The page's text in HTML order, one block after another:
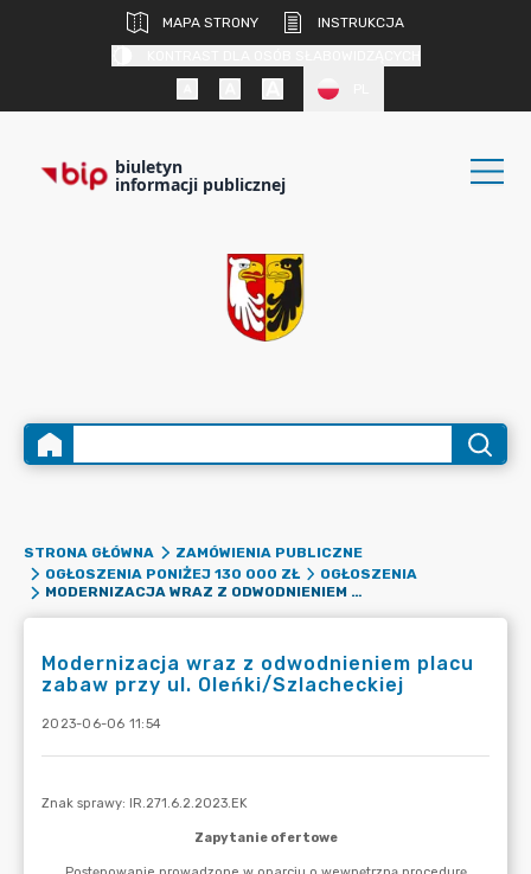
MAPA STRONY
INSTRUKCJA
biuletyn
informacji publicznej
STRONA GŁÓWNA
ZAMÓWIENIA PUBLICZNE
OGŁOSZENIA PONIŻEJ 130 000 ZŁ
OGŁOSZENIA
MODERNIZACJA WRAZ Z ODWODNIENIEM PLACU ZABAW PRZY UL. OLEŃKI/SZLACHECKIEJ
Modernizacja wraz z odwodnieniem placu
zabaw przy ul. Oleńki/Szlacheckiej
2023-06-06 11:54